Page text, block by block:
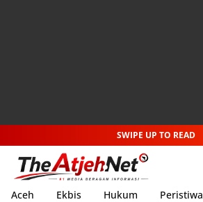
SWIPE UP TO READ
Aceh Ekbis Hukum Peristiwa